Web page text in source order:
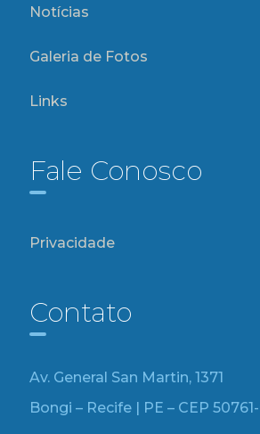
Notícias
Galeria de Fotos
Links
Fale Conosco
Privacidade
Contato
Av. General San Martin, 1371
Bongi – Recife | PE – CEP